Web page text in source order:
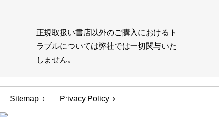
正規取扱い書店以外のご購入におけるト
ラブルについては弊社では一切関与いた
しません。
Sitemap Privacy Policy